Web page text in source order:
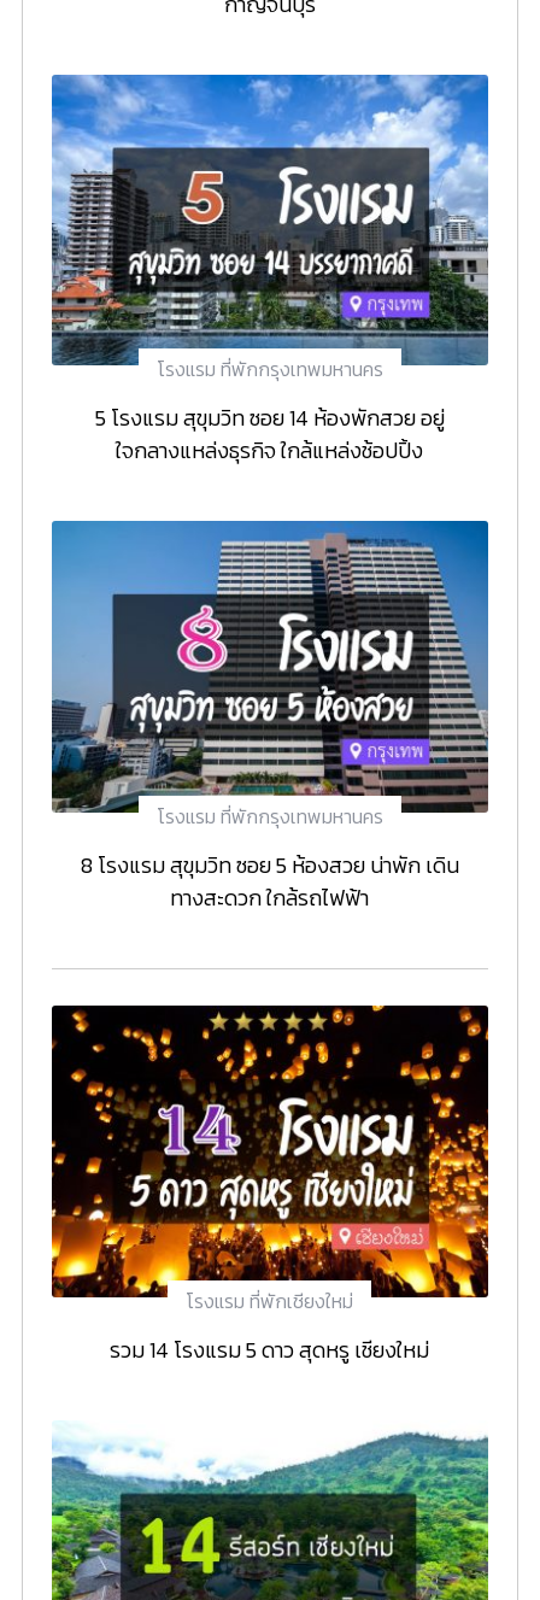
โรงแรม ที่พักกรุงเทพมหานคร
5 โรงแรม สุขุมวิท ซอย 14 ห้องพักสวย อยู่
ใจกลางแหล่งธุรกิจ ใกล้แหล่งช้อปปิ้ง
โรงแรม ที่พักกรุงเทพมหานคร
8 โรงแรม สุขุมวิท ซอย 5 ห้องสวย น่าพัก เดิน
ทางสะดวก ใกล้รถไฟฟ้า
โรงแรม ที่พักเชียงใหม่
รวม 14 โรงแรม 5 ดาว สุดหรู เชียงใหม่